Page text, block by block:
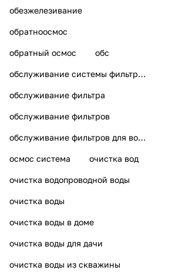
обезжелезивание
обратноосмос
обратный осмос обс
обслуживание системы фильтрации воды
обслуживание фильтра
обслуживание фильтров
обслуживание фильтров для воды
осмос система очистка вод
очистка водопроводной воды
очистка воды
очистка воды в доме
очистка воды для дачи
очистка воды из скважины